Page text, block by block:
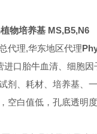
物培养基 MS,B5,N6
代理,华东地区代理
进口胎牛血清、细胞因
剂、耗材、培养基、
空白值低，孔底透明